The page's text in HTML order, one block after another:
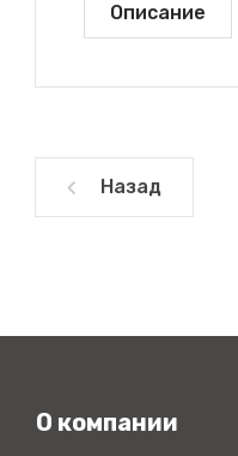
Описание
Назад
О компании